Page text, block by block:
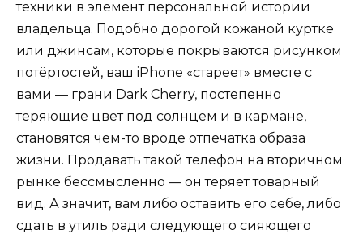
техники в элемент персональной истории
владельца. Подобно дорогой кожаной куртке
или джинсам, которые покрываются рисунком
потёртостей, ваш iPhone «стареет» вместе с
вами — грани Dark Cherry, постепенно
теряющие цвет под солнцем и в кармане,
становятся чем-то вроде отпечатка образа
жизни. Продавать такой телефон на вторичном
рынке бессмысленно — он теряет товарный
вид. А значит, вам либо оставить его себе, либо
сдать в утиль ради следующего сияющего